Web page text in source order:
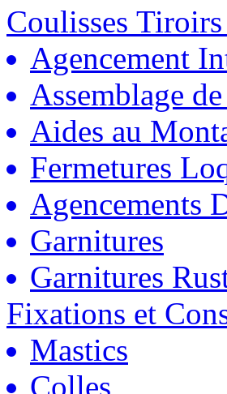
Coulisses
Agencement
Assemblage
Aides au
Fermetures
Agencements
Garnitures
Garnitures
Fixations et
Mastics
Colles